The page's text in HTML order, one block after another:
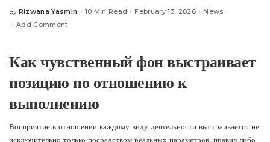
Posted
By Rizwana Yasmin 10 Min Read February 13, 2026
News
Add Comment
Как чувственный фон выстраивает
позицию по отношению к
выполнению
Восприятие в отношении каждому виду деятельности выстраивается не